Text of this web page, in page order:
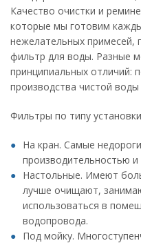
Качество очистки и
которые мы готовим
нежелательных примесей,
фильтр для воды. Разные
принципиальных отличий:
производства чистой воды
Фильтры по типу
На кран. Самые
производительностью
Настольные. Имеют
лучше очищают,
использоваться в
водопровода.
Под мойку.